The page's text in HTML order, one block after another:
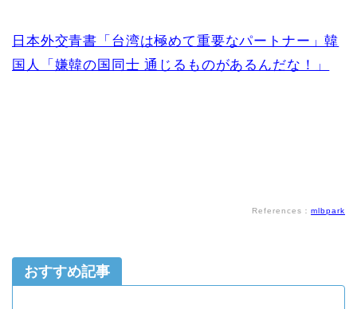
日本外交青書「台湾は極めて重要なパートナー」韓
国人「嫌韓の国同士 通じるものがあるんだな！」
References： mlbpark
おすすめ記事